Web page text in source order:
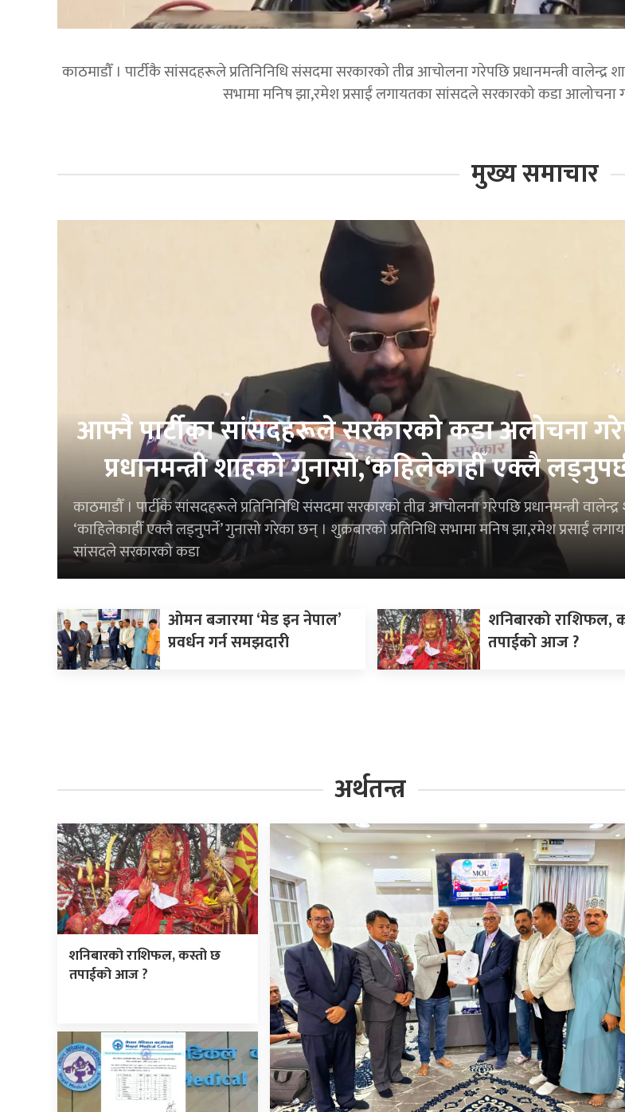
काठमाडौँ । पार्टीकै सांसदहरूले प्रतिनिनिधि संसदमा सरकारको तीव्र आचोलना गरेपछि प्रधानमन्त्री
सभामा मनिष झा,रमेश प्रसाईं लगायतका सांसदले सरकारको कडा आलोचना
मुख्य समाचार
आफ्नै पार्टीका सांसदहरूले सरकारको कडा अलोचना
प्रधानमन्त्री शाहकाे गुनासाे,‘कहिलेकाहीँ एक्लै
काठमाडौँ । पार्टीकै सांसदहरूले प्रतिनिनिधि संसदमा सरकारको तीव्र आचोलना गरेपछि प्रधानमन्त्री
‘काहिलेकाहीँ एक्लै लड्नुपर्ने’ गुनासो गरेका छन् । शुक्रबारको प्रतिनिधि सभामा मनिष झा,रमेश प्रसाईं
सांसदले सरकारको कडा
ओमन बजारमा ‘मेड इन नेपाल’
प्रवर्धन गर्न समझदारी
शनिबारको राशिफल,
तपाईको आज ?
अर्थतन्त्र
शनिबारको राशिफल, कस्तो छ
तपाईको आज ?